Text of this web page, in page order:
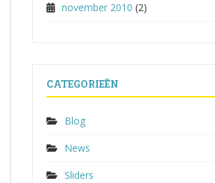
november 2010 (2)
CATEGORIEËN
Blog
News
Sliders